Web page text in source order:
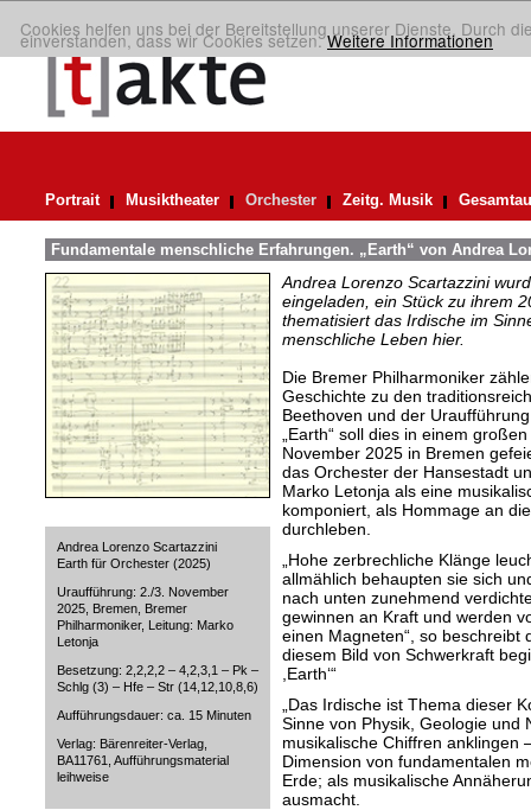
Cookies helfen uns bei der Bereitstellung unserer Dienste. Durch
einverstanden, dass wir Cookies setzen.Weitere Informationen
Portrait Musiktheater Orchester Zeitg. Musik
Fundamentale menschliche Erfahrungen. „Earth“ von Andrea
Andrea Lorenzo Scartazzini
Earth für Orchester (2025)
Uraufführung: 2./3. November
2025, Bremen, Bremer
Philharmoniker, Leitung: Marko
Letonja
Besetzung: 2,2,2,2 – 4,2,3,1 – Pk –
Schlg (3) – Hfe – Str (14,12,10,8,6)
Aufführungsdauer: ca. 15 Minuten
Verlag: Bärenreiter-Verlag,
BA11761, Aufführungsmaterial
leihweise
Andrea Lorenzo Scartazzini
eingeladen, ein Stück zu ihrem
thematisiert das Irdische im
menschliche Leben hier.
Die Bremer Philharmoniker
Geschichte zu den
Beethoven und der
„Earth“ soll dies in einem
November 2025 in Bremen
das Orchester der Hansestadt
Marko Letonja als eine
komponiert, als Hommage an
durchleben.
„Hohe zerbrechliche Klänge
allmählich behaupten sie sich
nach unten zunehmend
gewinnen an Kraft und werden
einen Magneten“, so beschreibt
diesem Bild von Schwerkraft
,Earth‘“
„Das Irdische ist Thema dieser
Sinne von Physik, Geologie und
musikalische Chiffren anklingen
Dimension von fundamentalen
Erde; als musikalische
ausmacht.